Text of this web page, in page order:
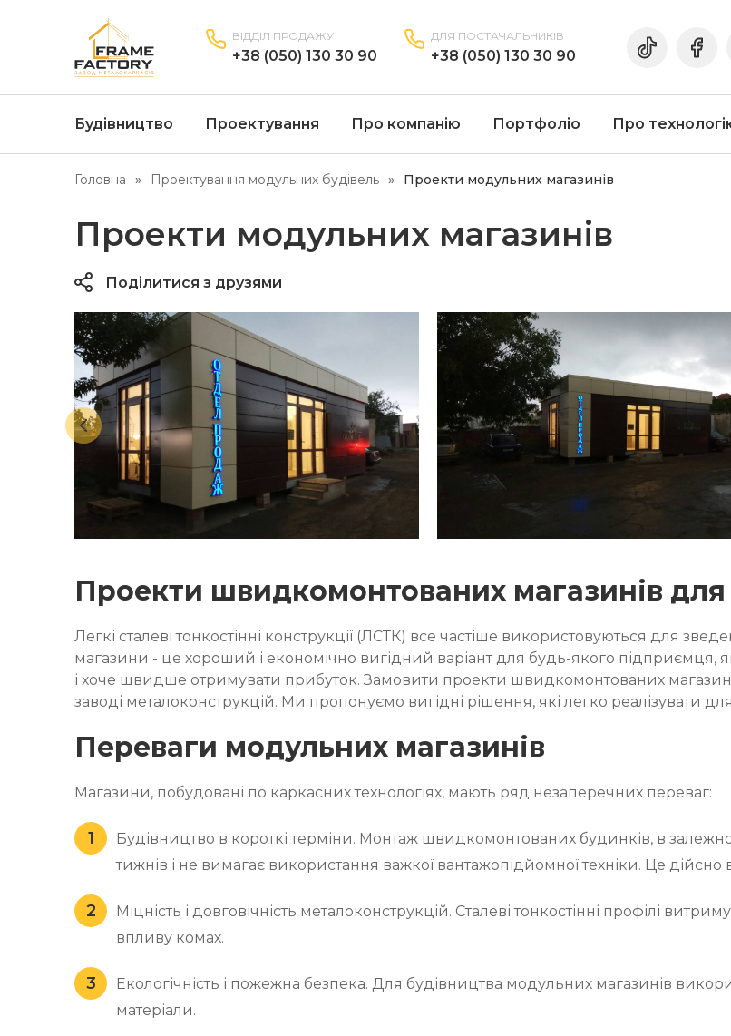
ВІДДІЛ ПРОДАЖУ
+38 (050) 130 30 90
ДЛЯ ПОСТАЧАЛЬНИКІВ
+38 (050) 130 30 90
Будівництво Проектування Про компанію Портфоліо Про
Головна Проектування модульних будівель Проекти модульних магазинів
Проекти модульних магазинів
Поділитися з друзями
Проекти швидкомонтованих магазинів для
Легкі сталеві тонкостінні конструкції (ЛСТК) все частіше використовуються для
магазини - це хороший і економічно вигідний варіант для будь-якого підприємця,
і хоче швидше отримувати прибуток. Замовити проекти швидкомонтованих
заводі металоконструкцій. Ми пропонуємо вигідні рішення, які легко реалізувати
Переваги модульних магазинів
Магазини, побудовані по каркасних технологіях, мають ряд незаперечних переваг:
Будівництво в короткі терміни. Монтаж швидкомонтованих будинків, в
тижнів і не вимагає використання важкої вантажопідйомної техніки. Це дійсно
Міцність і довговічність металоконструкцій. Сталеві тонкостінні профілі
впливу комах.
Екологічність і пожежна безпека. Для будівництва модульних магазинів
матеріали.